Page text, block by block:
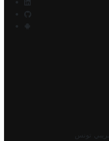
تونس